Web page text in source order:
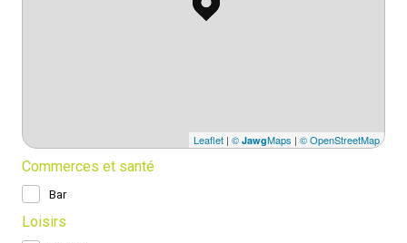
Leaflet | © JawgMaps | © OpenStreetMap
Commerces et santé
Bar
Loisirs